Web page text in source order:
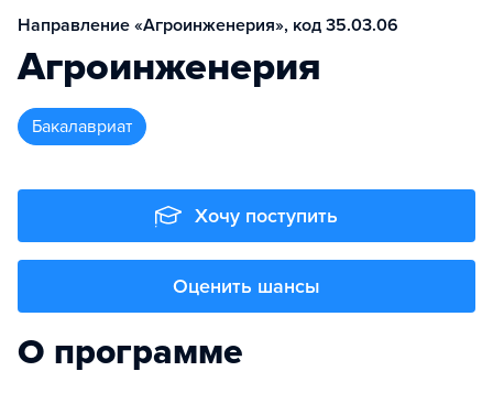
Направление «Агроинженерия», код 35.03.06
Агроинженерия
бакалавриат
Хочу поступить
Оценить шансы
О программе